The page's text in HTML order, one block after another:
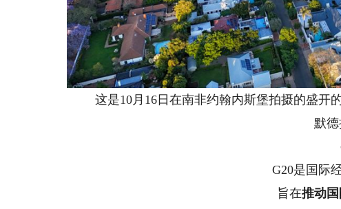
这是10月16日在南非约翰内斯堡拍摄的盛开
默德
G20是国际经
旨在推动